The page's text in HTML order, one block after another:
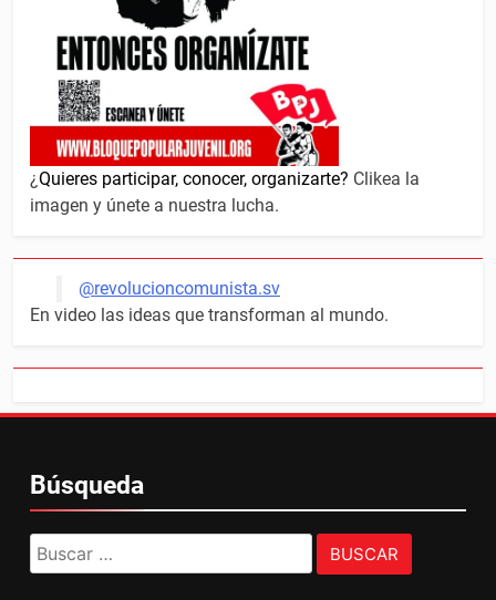
¿Quieres participar, conocer, organizarte? Clikea la
imagen y únete a nuestra lucha.
@revolucioncomunista.sv
En video las ideas que transforman al mundo.
Búsqueda
Buscar: